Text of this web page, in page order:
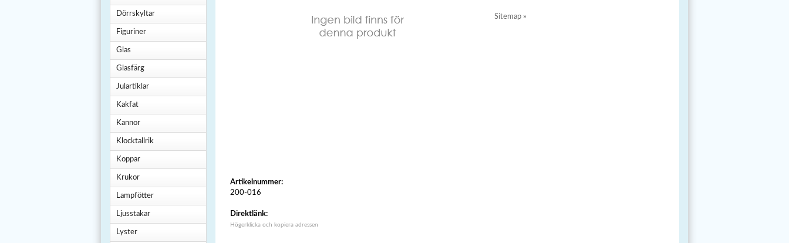
Dörrskyltar
Figuriner
Glas
Glasfärg
Julartiklar
Kakfat
Kannor
Klocktallrik
Koppar
Krukor
Lampfötter
Ljusstakar
Lyster
Artikelnummer:
200-016
Direktlänk:
Högerklicka och kopiera adressen
Sitemap »